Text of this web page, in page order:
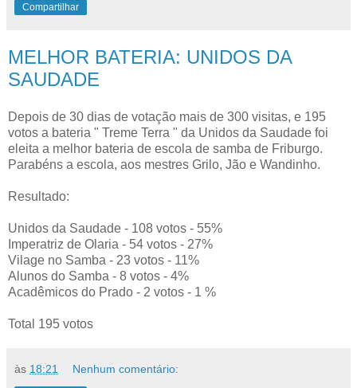
Compartilhar
MELHOR BATERIA: UNIDOS DA
SAUDADE
Depois de 30 dias de votação mais de 300 visitas, e 195
votos a bateria " Treme Terra " da Unidos da Saudade foi
eleita a melhor bateria de escola de samba de Friburgo.
Parabéns a escola, aos mestres Grilo, Jão e Wandinho.
Resultado:
Unidos da Saudade - 108 votos - 55%
Imperatriz de Olaria - 54 votos - 27%
Vilage no Samba - 23 votos - 11%
Alunos do Samba - 8 votos - 4%
Acadêmicos do Prado - 2 votos - 1 %
Total 195 votos
às 18:21 Nenhum comentário: